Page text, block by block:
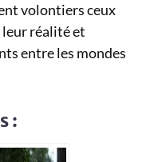
volontiers ceux
leur réalité et
entre les mondes
: